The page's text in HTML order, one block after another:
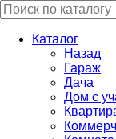
Каталог
Назад
Гараж
Дача
Дом с